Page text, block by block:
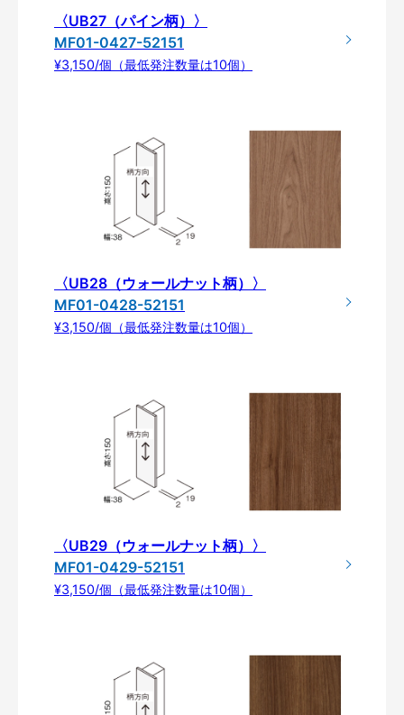
〈UB27（パイン柄）〉
MF01-0427-52151
¥3,150/個（最低発注数量は10個）
〈UB28（ウォールナット柄）〉
MF01-0428-52151
¥3,150/個（最低発注数量は10個）
〈UB29（ウォールナット柄）〉
MF01-0429-52151
¥3,150/個（最低発注数量は10個）